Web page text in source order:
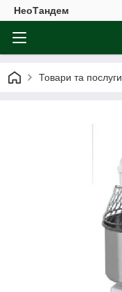
НеоТандем
Товари та послуги